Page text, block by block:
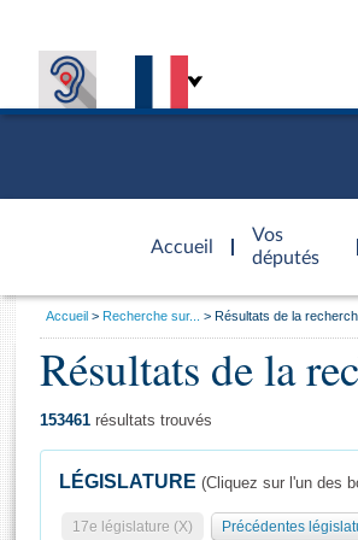
Accueil
d'accueil
Vos
députés
Général
Vous
Accueil Recherche sur... Résultats de la
Résultats de la
153461 résultats trouvés
LÉGISLATURE (Cliquez sur l'un des
17e législature (X) Précédentes